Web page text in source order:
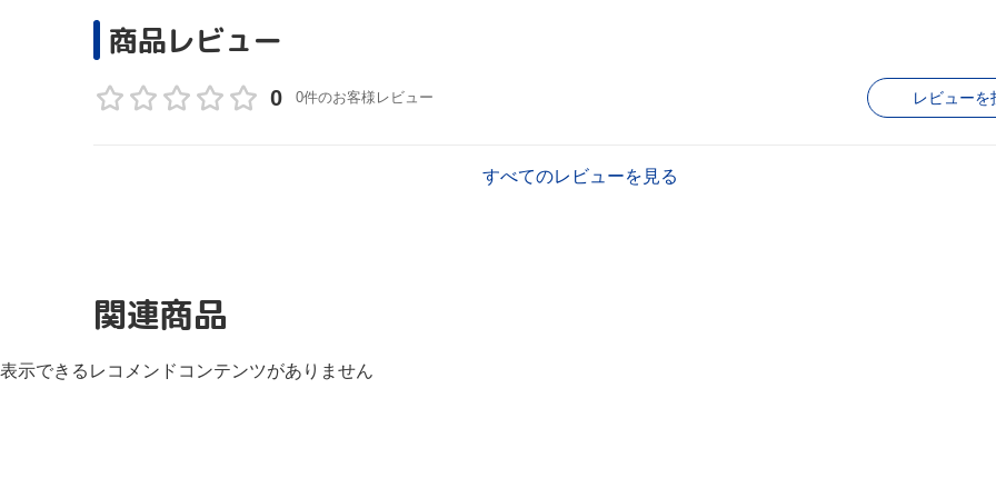
商品レビュー
0 0件のお客様レビュー レビューを
すべてのレビューを見る
関連商品
表示できるレコメンドコンテンツがありません